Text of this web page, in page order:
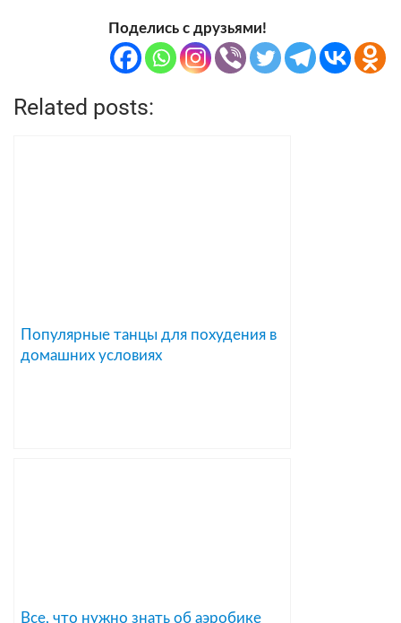
Поделись с друзьями!
Related posts:
Популярные танцы для похудения в
домашних условиях
Все, что нужно знать об аэробике